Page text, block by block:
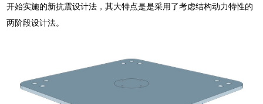
开始实施的新抗震设计法，其大特点是是采用了考虑结构动力特性的
两阶段设计法。